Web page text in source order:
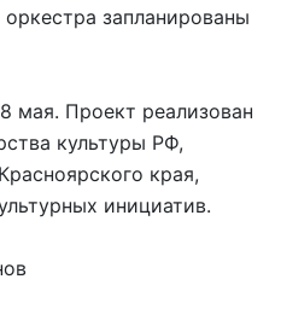
запланированы
мая. Проект реализован
культуры РФ,
края,
инициатив.